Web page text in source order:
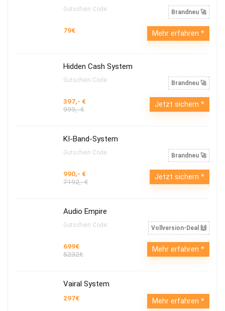
Gutschein Code: Brandneu 🚀
79€ Mehr erfahren
Hidden Cash System
Gutschein Code: Brandneu 🚀
397,- €
999,- €
Jetzt sichern
KI-Band-System
Gutschein Code: Brandneu 🚀
990,- €
7192,- €
Jetzt sichern
Audio Empire
Gutschein Code: Vollversion-Deal 🙌
699€
5232€
Mehr erfahren
Vairal System
297€ Mehr erfahren